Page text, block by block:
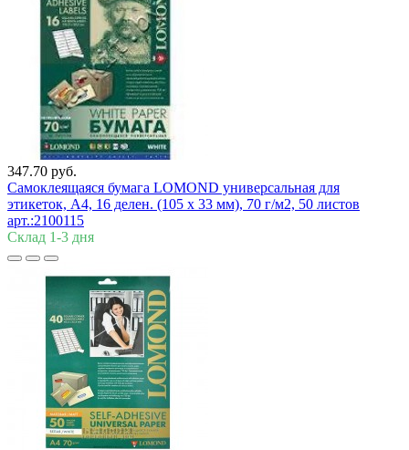
347.70 руб.
Самоклеящаяся бумага LOMOND универсальная для
этикеток, A4, 16 делен. (105 x 33 мм), 70 г/м2, 50 листов
арт.:2100115
Склад 1-3 дня